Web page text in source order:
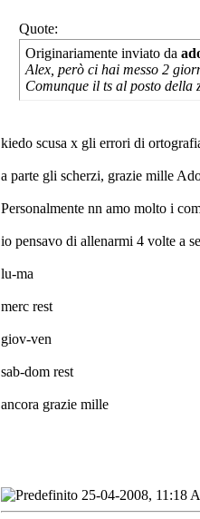
Quote:
Originariamente inviato da
Alex, però ci hai messo 2
Comunque il ts al posto della
kiedo scusa x gli errori di
a parte gli scherzi, grazie mille
Personalmente nn amo molto i
io pensavo di allenarmi 4 volte a
lu-ma
merc rest
giov-ven
sab-dom rest
ancora grazie mille
25-04-2008, 11:18